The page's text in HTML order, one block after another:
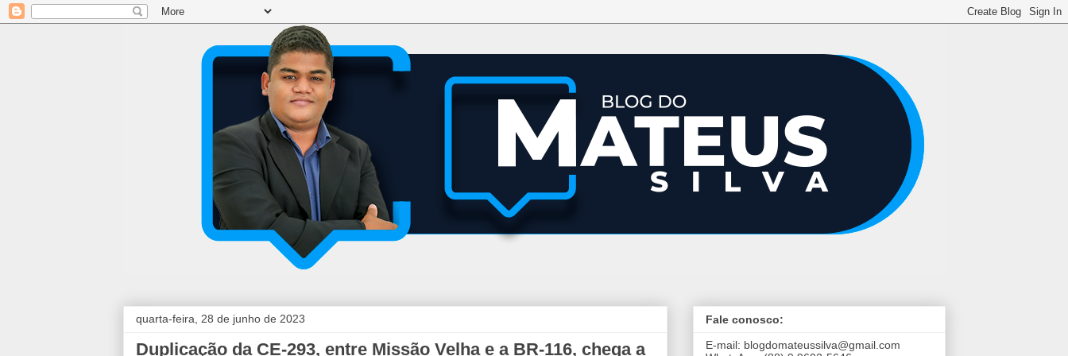
quarta-feira, 28 de junho de 2023
Duplicação da CE-293, entre Missão Velha e a BR-116, chega a
Fale conosco:
E-mail: blogdomateussilva@gmail.com